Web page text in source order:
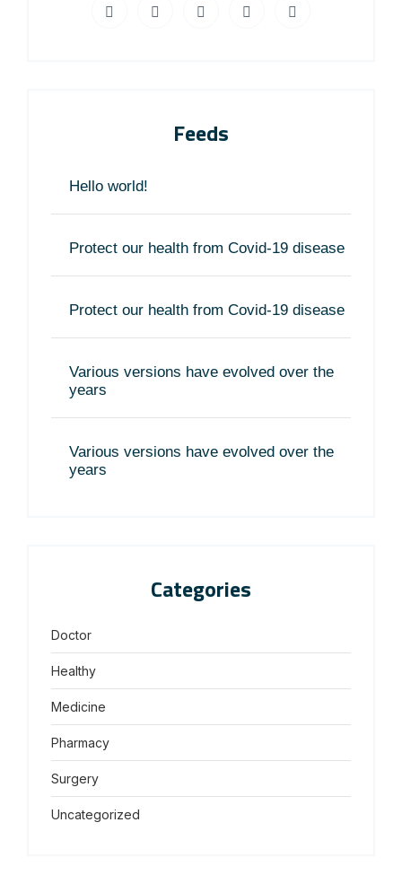
Feeds
Hello world!
Protect our health from Covid-19 disease
Protect our health from Covid-19 disease
Various versions have evolved over the
years
Various versions have evolved over the
years
Categories
Doctor
Healthy
Medicine
Pharmacy
Surgery
Uncategorized